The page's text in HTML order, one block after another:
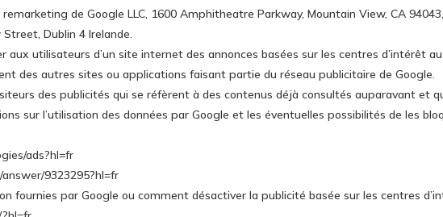
de Google LLC, 1600 Amphitheatre Parkway, Mountain View, CA
Dublin 4 Irelande.
utilisateurs d’un site internet des annonces basées sur les centres d’intérêt
des autres sites ou applications faisant partie du réseau publicitaire de Google.
des publicités qui se réfèrent à des contenus déjà consultés auparavant et
sur l’utilisation des données par Google et les éventuelles possibilités de les
ads?hl=fr
9323295?hl=fr
fournies par Google ou comment désactiver la publicité basée sur les centres